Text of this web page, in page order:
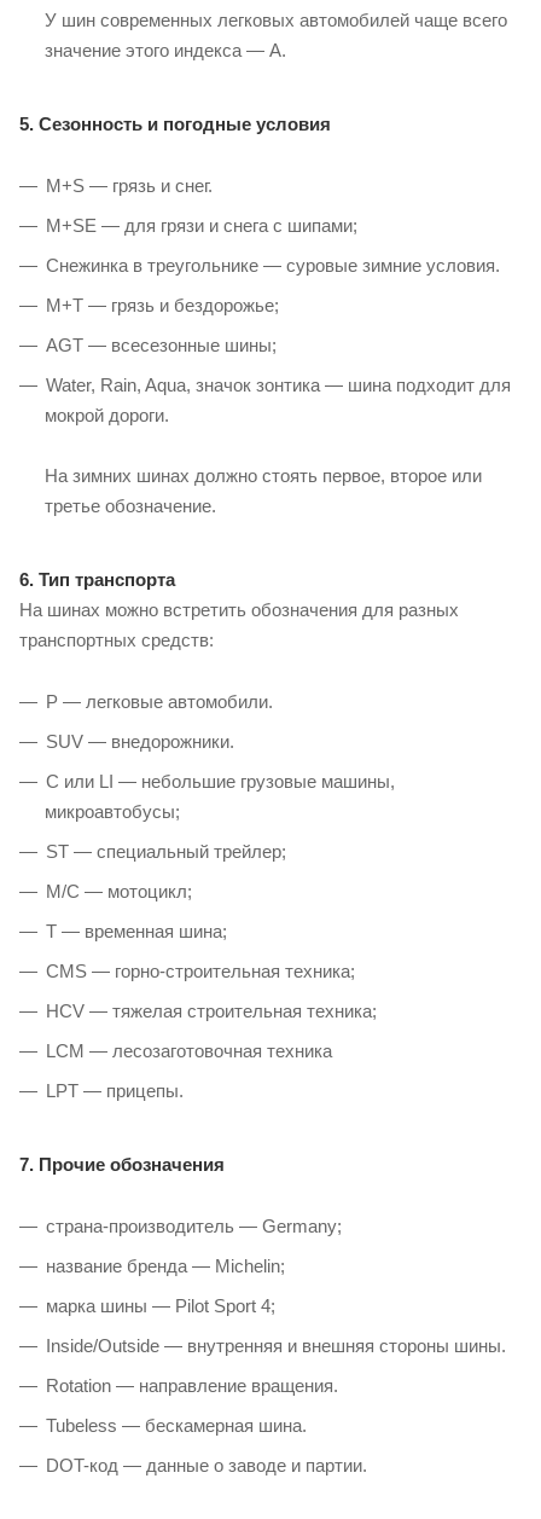
У шин современных легковых автомобилей чаще всего
значение этого индекса — A.
5. Сезонность и погодные условия
M+S — грязь и снег.
M+SE — для грязи и снега с шипами;
Снежинка в треугольнике — суровые зимние условия.
M+T — грязь и бездорожье;
AGT — всесезонные шины;
Water, Rain, Aqua, значок зонтика — шина подходит для
мокрой дороги.
На зимних шинах должно стоять первое, второе или
третье обозначение.
6. Тип транспорта
На шинах можно встретить обозначения для разных
транспортных средств:
P — легковые автомобили.
SUV — внедорожники.
C или LI — небольшие грузовые машины,
микроавтобусы;
ST — специальный трейлер;
M/C — мотоцикл;
T — временная шина;
CMS — горно-строительная техника;
HCV — тяжелая строительная техника;
LCM — лесозаготовочная техника
LPT — прицепы.
7. Прочие обозначения
страна-производитель — Germany;
название бренда — Michelin;
марка шины — Pilot Sport 4;
Inside/Outside — внутренняя и внешняя стороны шины.
Rotation — направление вращения.
Tubeless — бескамерная шина.
DOT-код — данные о заводе и партии.